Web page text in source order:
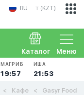
RU ₸ (KZT)
Меню
Каталог
МАГРИБ
19:57
ИША
21:53
Кафе Gasyr Food